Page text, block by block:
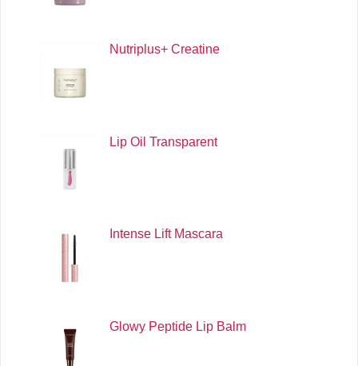
Nutriplus+ Creatine
Lip Oil Transparent
Intense Lift Mascara
Glowy Peptide Lip Balm